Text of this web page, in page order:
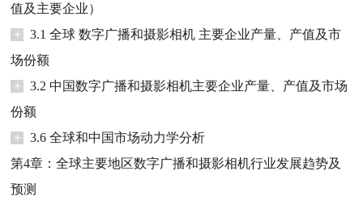
值及主要企业）
+
3.1 全球 数字广播和摄影相机 主要企业产量、产值及市
场份额
+
3.2 中国数字广播和摄影相机主要企业产量、产值及市场
份额
+
3.6 全球和中国市场动力学分析
第4章：全球主要地区数字广播和摄影相机行业发展趋势及
预测